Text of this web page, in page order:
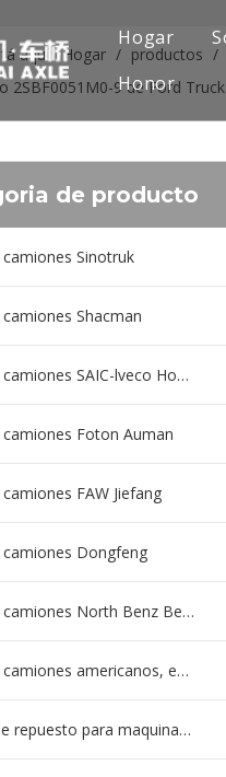
Hogar
Honor
aquí: Hogar / productos /
2SBF0051M0-9 de Ford
de producto
camiones Sinotruk
Shacman
Serie de camiones SAIC-lveco Hongyan
camiones Foton Auman
FAW Jiefang
camiones Dongfeng
Serie de camiones North Benz Beiben
Serie de camiones americanos, europeos y japoneses
Piezas de repuesto para maquinaria de ingeniería de camiones mineros